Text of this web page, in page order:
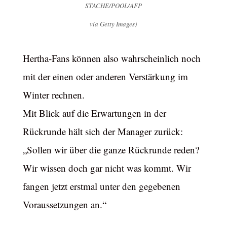
STACHE/POOL/AFP
via Getty Images)
Hertha-Fans können also wahrscheinlich noch
mit der einen oder anderen Verstärkung im
Winter rechnen.
Mit Blick auf die Erwartungen in der
Rückrunde hält sich der Manager zurück:
„Sollen wir über die ganze Rückrunde reden?
Wir wissen doch gar nicht was kommt. Wir
fangen jetzt erstmal unter den gegebenen
Voraussetzungen an.“